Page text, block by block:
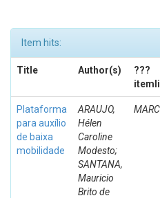
Item hits:
Title Author(s)
???
Plataforma
para auxílio
de baixa
mobilidade
ARAUJO,
Hélen
Caroline
Modesto;
SANTANA,
Mauricio
Brito de